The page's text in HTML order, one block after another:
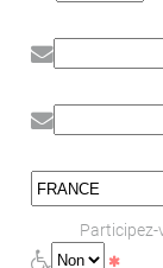
Participez-